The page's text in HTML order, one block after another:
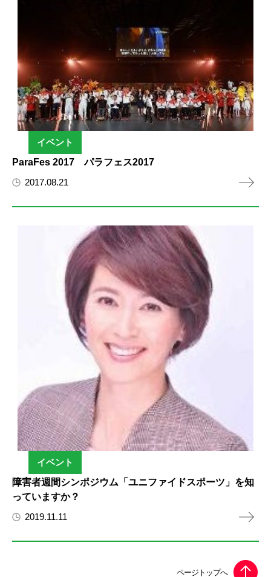
イベント
ParaFes 2017 パラフェス2017
2017.08.21
イベント
障害者週間シンポジウム「ユニファイドスポーツ」を知
っていますか？
2019.11.11